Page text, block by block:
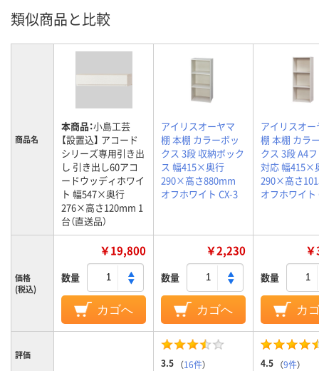
類似商品と比較
商品名
本商品：小島工芸
【設置込】 アコード
シリーズ専用引き出
し 引き出し60アコ
ードウッディホワイ
ト 幅547×奥行
276×高さ120mm 1
台（直送品）
アイリスオーヤマ
棚 本棚 カラーボッ
クス 3段 収納ボック
ス 幅415×奥行
290×高さ880mm
オフホワイト CX-3
アイリスオー
棚 本棚 カラ
クス 3段 A4
対応 幅415×
290×高さ
オフホワイト
価格
(税込)
￥19,800
数量
カゴへ
￥2,230
数量
カゴへ
数量
カ
評価
3.5 （16件） 4.5 （9件）